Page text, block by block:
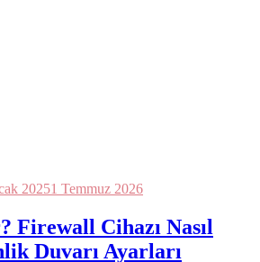
20251 Temmuz 2026
Firewall Cihazı Nasıl
Duvarı Ayarları